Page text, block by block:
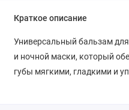
Краткое описание
Универсальный бальзам для
и ночной маски, который
губы мягкими, гладкими и